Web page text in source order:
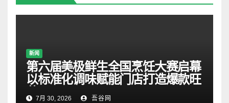
新闻
第六届美极鲜生全国烹饪大赛启幕
以标准化调味赋能门店打造爆款旺
菜7月 30, 2026 吾谷网